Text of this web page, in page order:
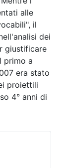
alle
il
dei
giustificare
primo a
era stato
proiettili
4° anni di